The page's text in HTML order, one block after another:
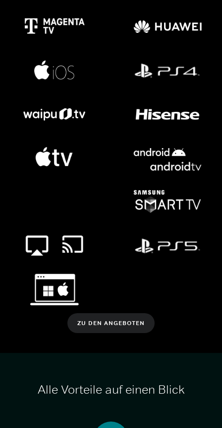
ZU DEN ANGEBOTEN
Alle Vorteile auf einen Blick